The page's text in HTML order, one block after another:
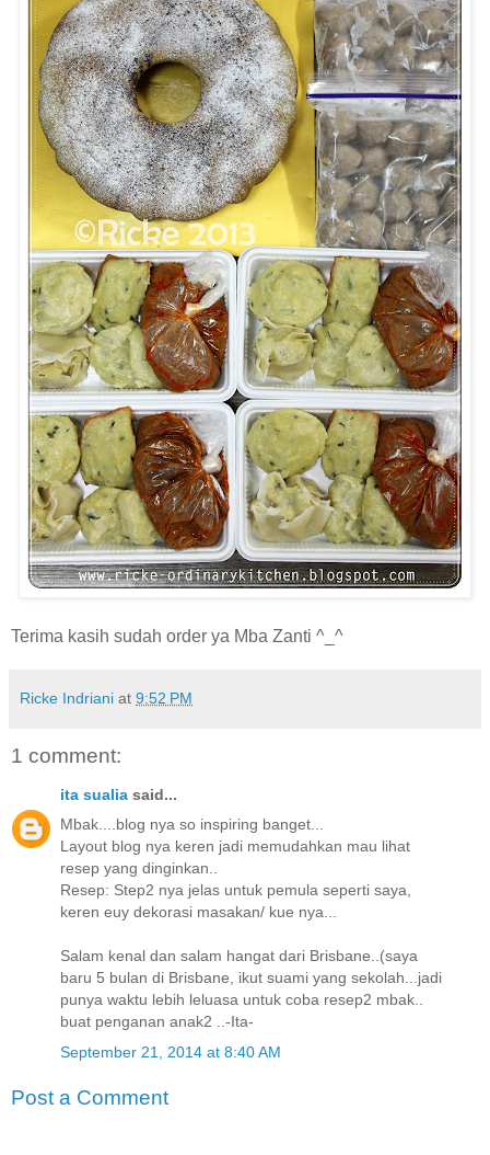
Terima kasih sudah order ya Mba Zanti ^_^
Ricke Indriani at 9:52 PM
1 comment:
ita sualia said...
Mbak....blog nya so inspiring banget...
Layout blog nya keren jadi memudahkan mau lihat
resep yang dinginkan..
Resep: Step2 nya jelas untuk pemula seperti saya,
keren euy dekorasi masakan/ kue nya...
Salam kenal dan salam hangat dari Brisbane..(saya
baru 5 bulan di Brisbane, ikut suami yang sekolah...jadi
punya waktu lebih leluasa untuk coba resep2 mbak..
buat penganan anak2 ..-Ita-
September 21, 2014 at 8:40 AM
Post a Comment